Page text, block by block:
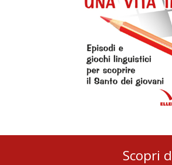
Scopri